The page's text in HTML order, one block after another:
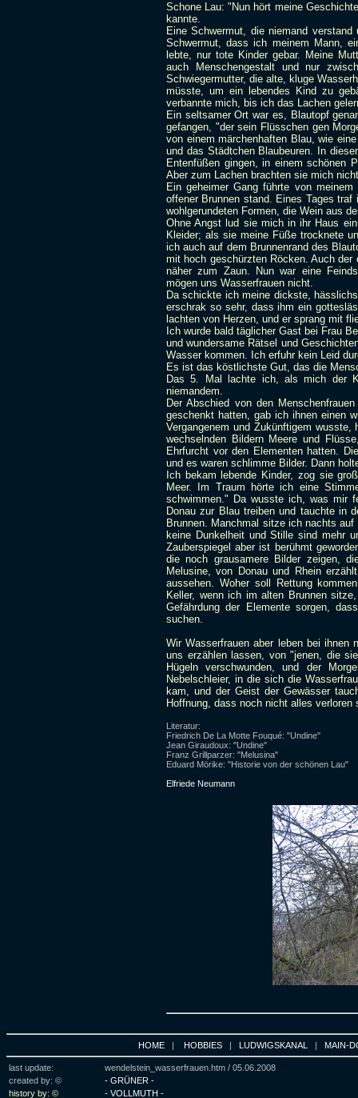
Schone Lau: "Nun hört meine
kannte.
Eine Schwermut, die niemand
Schwermut, dass ich meinem Mann,
lebte, nur tote Kinder gebar. Meine
auch Menschengestalt und nur
Schwiegermutter, die alte, kluge
müsste, um ein lebendes Kind zu
verbannte mich, bis ich das Lachen
Ein seltsamer Ort war es, Blautopf
gefangen, "der sein Flüsschen gen
von einem märchenhaften Blau, wie
und das Städtchen Blaubeuren. In
Entenfüßen gingen, in einem schönen
Aber zum Lachen brachten sie mich
Ein geheimer Gang führte von
offener Brunnen stand. Eines Tages
wohlgerundeten Formen, die Wein aus
Ohne Angst lud sie mich in ihr Haus
Kleider; als sie meine Füße trocknete
ich auch auf dem Brunnenrand des
mit hoch geschürzten Röcken. Auch
näher zum Zaun. Nun war eine
mögen uns Wasserfrauen nicht.
Da schickte ich meine dickste,
erschrak so sehr, dass ihm ein
lachten von Herzen, und er sprang mit
Ich wurde bald täglicher Gast bei Frau
und wundersame Rätsel und
Wasser kommen. Ich erfuhr kein Leid
Es ist das köstlichste Gut, das die
Das 5. Mal lachte ich, als mich der
niemandem.
Der Abschied von den
geschenkt hatten, gab ich ihnen einen
Vergangenem und Zukünftigem
wechselnden Bildern Meere und
Ehrfurcht vor den Elementen hatten.
und es waren schlimme Bilder. Dann
Ich bekam lebende Kinder, zog sie
Meer. Im Traum hörte ich eine
schwimmen." Da wusste ich, was mir
Donau zur Blau treiben und tauchte in
Brunnen. Manchmal sitze ich nachts
keine Dunkelheit und Stille sind mehr
Zauberspiegel aber ist berühmt
die noch grausamere Bilder zeigen,
Melusine, von Donau und Rhein
aussehen. Woher soll Rettung
Keller, wenn ich im alten Brunnen
Gefährdung der Elemente sorgen,
suchen.
Wir Wasserfrauen aber leben bei
uns erzählen lassen, von "jenen, die
Hügeln verschwunden, und der
Nebelschleier, in die sich die
kam, und der Geist der Gewässer
Hoffnung, dass noch nicht alles verloren
Literatur:
Friedrich De La Motte Fouqué: "Undine"
Jean Giraudoux: "Undine"
Franz Grillparzer: "Melusina"
Eduard Mörike: "Historie von der schönen Lau"
Elfriede Neumann
HOME | HOBBIES | LUDWIGSKANAL | MAIN-
last update: wendelstein_wasserfrauen.htm / 05.06.2008
created by: ©
- GRÜNER -
history by: ©
- VOLLMUTH -